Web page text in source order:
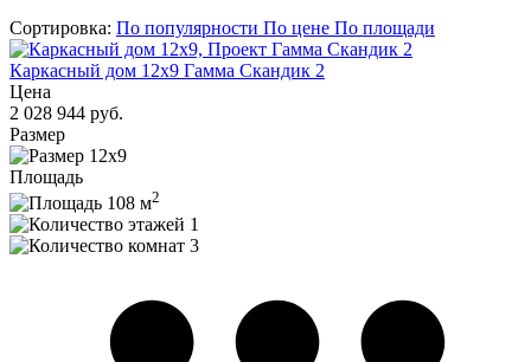
Сортировка: По популярности По цене По площади
Каркасный дом 12x9 Гамма Скандик 2
Цена
2 028 944 руб.
Размер
12x9
Площадь
108 м2
1
3